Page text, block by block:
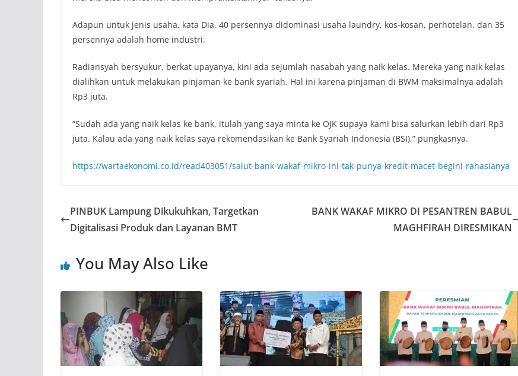
Adapun untuk jenis usaha, kata Dia, 40 persennya didominasi usaha laundry, kos-kosan, perhotelan, dan 35
persennya adalah home industri.
Radiansyah bersyukur, berkat upayanya, kini ada sejumlah nasabah yang naik kelas. Mereka yang naik kelas
dialihkan untuk melakukan pinjaman ke bank syariah. Hal ini karena pinjaman di BWM maksimalnya adalah
Rp3 juta.
“Sudah ada yang naik kelas ke bank, itulah yang saya minta ke OJK supaya kami bisa salurkan lebih dari Rp3
juta. Kalau ada yang naik kelas saya rekomendasikan ke Bank Syariah Indonesia (BSI),” pungkasnya.
https://wartaekonomi.co.id/read403051/salut-bank-wakaf-mikro-ini-tak-punya-kredit-macet-begini-rahasianya
PINBUK Lampung Dikukuhkan, Targetkan
Digitalisasi Produk dan Layanan BMT
BANK WAKAF MIKRO DI PESANTREN BABUL
MAGHFIRAH DIRESMIKAN
You May Also Like